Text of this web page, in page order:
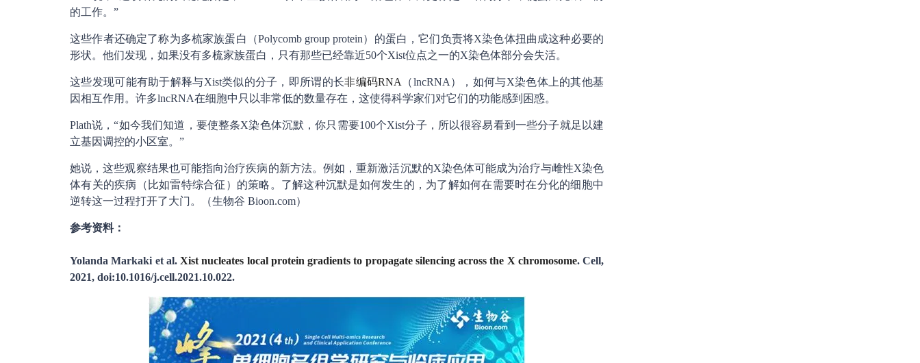
的工作。”
这些作者还确定了称为多梳家族蛋白（Polycomb group protein）的蛋白，它们负责将X染色体扭曲成这种必要的
形状。他们发现，如果没有多梳家族蛋白，只有那些已经靠近50个Xist位点之一的X染色体部分会失活。
这些发现可能有助于解释与Xist类似的分子，即所谓的长非编码RNA
（lncRNA），如何与X染色体上的其他基
因相互作用。许多lncRNA在细胞中只以非常低的数量存在，这使得科学家们对它们的功能感到困惑。
Plath说，“如今我们知道，要使整条X染色体沉默，你只需要100个Xist分子，所以很容易看到一些分子就足以建
立基因调控的小区室。”
她说，这些观察结果也可能指向治疗疾病的新方法。例如，重新激活沉默的X染色体可能成为治疗与雌性X染色
体有关的疾病（比如雷特综合征）的策略。了解这种沉默是如何发生的，为了解如何在需要时在分化的细胞中
逆转这一过程打开了大门。（生物谷 Bioon.com）
参考资料：
Yolanda Markaki et al. Xist nucleates local protein gradients to propagate silencing across the X chromosome. Cell,
2021, doi:10.1016/j.cell.2021.10.022.